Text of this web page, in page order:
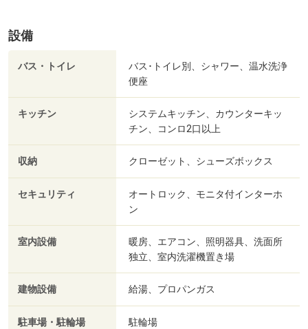
設備
バス・トイレ
バス･トイレ別、シャワー、温水洗浄
便座
キッチン
システムキッチン、カウンターキッ
チン、コンロ2口以上
収納 クローゼット、シューズボックス
セキュリティ
オートロック、モニタ付インターホ
ン
室内設備
暖房、エアコン、照明器具、洗面所
独立、室内洗濯機置き場
建物設備 給湯、プロパンガス
駐車場・駐輪場 駐輪場